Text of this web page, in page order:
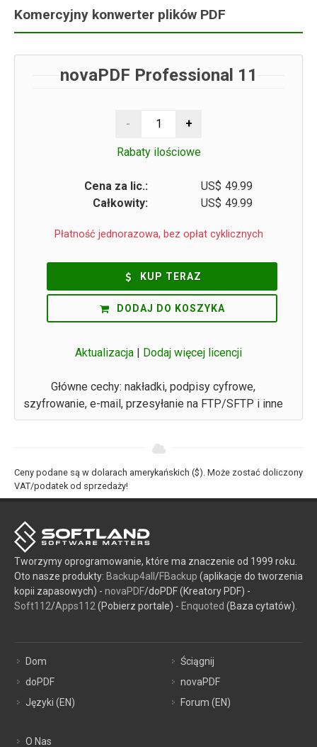
Komercyjny konwerter plików PDF
novaPDF Professional 11
Rabaty ilościowe
Cena za lic.: US$ 49.99
Całkowity:
US$ 49.99
Płatność jednorazowa, bez opłat cyklicznych
KUP TERAZ
DODAJ DO KOSZYKA
Aktualizacja | Dodaj więcej licencji
Główne cechy: nakładki, podpisy cyfrowe,
szyfrowanie, e-mail, przesyłanie na FTP/SFTP i inne
Ceny podane są w dolarach amerykańskich ($). Może zostać doliczony
VAT/podatek od sprzedaży!
Tworzymy oprogramowanie, które ma znaczenie od 1999 roku.
Oto nasze produkty: Backup4all /FBackup (aplikacje do tworzenia
kopii zapasowych) - novaPDF/doPDF (Kreatory PDF) -
Soft112/Apps112 (Pobierz portale) - Enquoted (Baza cytatów).
Dom
doPDF
Języki (EN)
Ściągnij
novaPDF
Forum (EN)
O Nas